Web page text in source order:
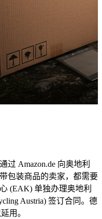
过 Amazon.de 向奥地利
包装商品的卖家，都需要
(EAK) 单独办理奥地利
Austria) 签订合同。德
用。